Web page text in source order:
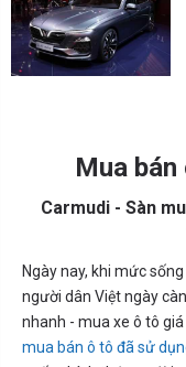
Mua
Carmudi - Sàn
Ngày nay, khi mức
người dân Việt ngày
nhanh - mua xe ô tô
mua bán ô tô đã sử